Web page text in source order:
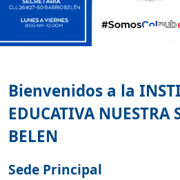
Bienvenidos a la
EDUCATIVA NUESTRA
BELEN
Sede Principal